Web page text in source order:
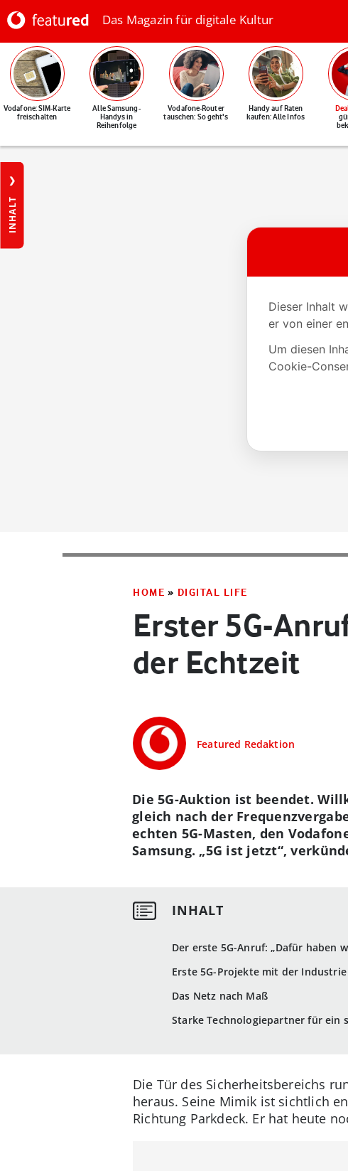
Das Magazin für digitale Kultur
Vodafone: SIM-Karte
freischalten
Alle Samsung-
Handys in
Reihenfolge
Vodafone-Router
tauschen: So geht's
Handy auf Raten
kaufen: Alle Infos
INHALT
HOME » DIGITAL LIFE
Erster 5G-
der Echtzeit
Featured Redaktion
Der erste 5G-Anruf: „Dafür haben
Erste 5G-Projekte mit der
Das Netz nach Maß
Starke Technologiepartner für ein
Die 5G-Auktion ist beendet.
gleich nach der
echten 5G-Masten, den
Samsung. „5G ist jetzt“,
Die Tür des Sicherheitsbereichs
heraus. Seine Mimik ist sichtlich
Richtung Parkdeck. Er hat heute